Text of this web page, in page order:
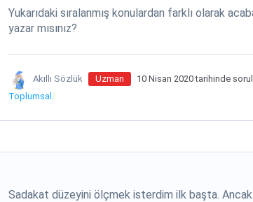
Yukarıdaki sıralanmış konulardan farklı olarak
yazar mısınız?
Akıllı Sözlük Uzman
10 Nisan 2020 tarihinde
Toplumsal.
Sadakat düzeyini ölçmek isterdim ilk başta.